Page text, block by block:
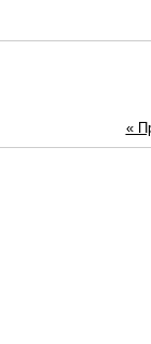
«